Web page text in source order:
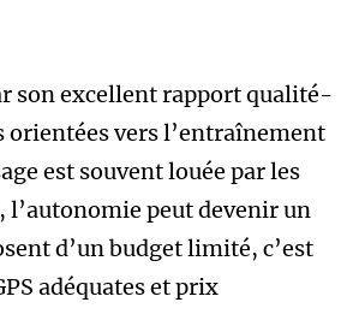
son excellent rapport qualité-
orientées vers l’entraînement
est souvent louée par les
peut devenir un
d’un budget limité, c’est
adéquates et prix